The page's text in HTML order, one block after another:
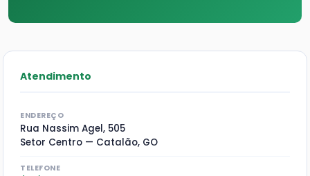
Atendimento
ENDEREÇO
Rua Nassim Agel, 505
Setor Centro — Catalão, GO
TELEFONE